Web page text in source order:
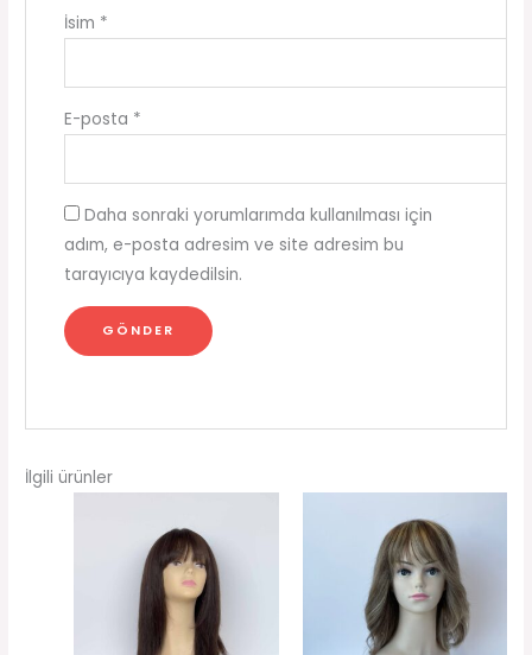
İsim *
E-posta *
Daha sonraki yorumlarımda kullanılması için
adım, e-posta adresim ve site adresim bu
tarayıcıya kaydedilsin.
İlgili ürünler